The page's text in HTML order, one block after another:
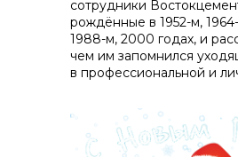
реализация
сотрудники
рождённые в 1952-м,
1988-м, 2000 годах, и
чем им запомнился
в профессиональной и